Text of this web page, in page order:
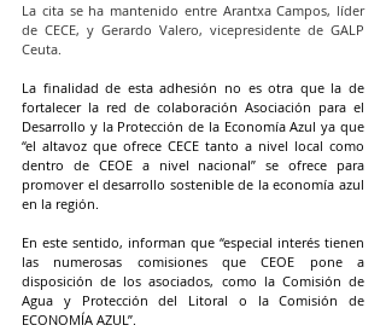
La cita se ha mantenido entre Arantxa Campos, líder
de CECE, y Gerardo Valero, vicepresidente de GALP
Ceuta.
La finalidad de esta adhesión no es otra que la de
fortalecer la red de colaboración Asociación para el
Desarrollo y la Protección de la Economía Azul ya que
“el altavoz que ofrece CECE tanto a nivel local como
dentro de CEOE a nivel nacional” se ofrece para
promover el desarrollo sostenible de la economía azul
en la región.
En este sentido, informan que “especial interés tienen
las numerosas comisiones que CEOE pone a
disposición de los asociados, como la Comisión de
Agua y Protección del Litoral o la Comisión de
ECONOMÍA AZUL”.